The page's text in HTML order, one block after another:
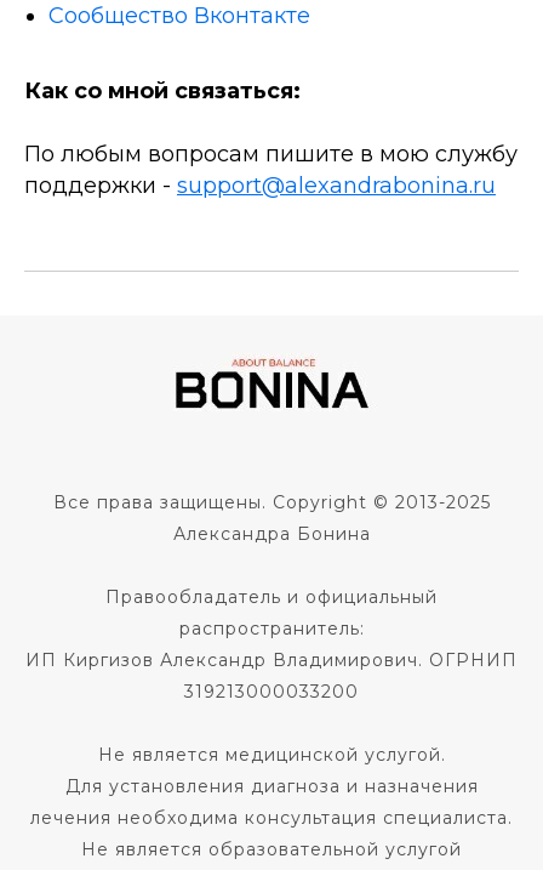
Сообщество Вконтакте
Как со мной связаться:
По любым вопросам пишите в мою службу
поддержки - support@alexandrabonina.ru
Все права защищены. Copyright © 2013-2025
Александра Бонина
Правообладатель и официальный
распространитель:
ИП Киргизов Александр Владимирович. ОГРНИП
319213000033200
Не является медицинской услугой.
Для установления диагноза и назначения
лечения необходима консультация специалиста.
Не является образовательной услугой